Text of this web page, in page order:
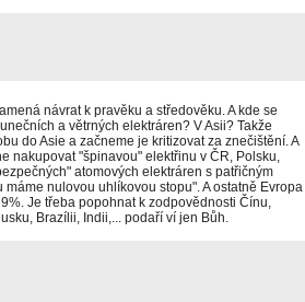
návrat k pravěku a středověku. A kde se
a větrných elektráren? V Asii? Takže
do Asie a začneme je kritizovat za znečištění. A
nakupovat "špinavou" elektřinu v ČR, Polsku,
atomových elektráren s patřičným
máme nulovou uhlíkovou stopu". A ostatně Evropa
Je třeba popohnat k zodpovědnosti Čínu,
Brazílii, Indii,... podaří ví jen Bůh.